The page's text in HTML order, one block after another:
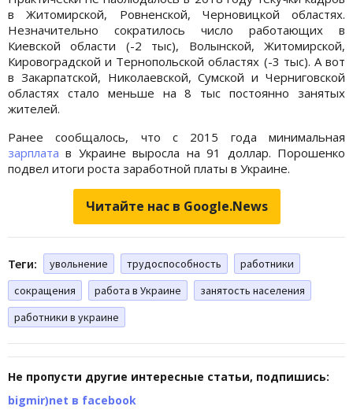
в Житомирской, Ровненской, Черновицкой областях.
Незначительно сократилось число работающих в
Киевской области (-2 тыс), Волынской, Житомирской,
Кировоградской и Тернопольской областях (-3 тыс). А вот
в Закарпатской, Николаевской, Сумской и Черниговской
областях стало меньше на 8 тыс постоянно занятых
жителей.
Ранее сообщалось, что с 2015 года минимальная
зарплата в Украине выросла на 91 доллар. Порошенко
подвел итоги роста заработной платы в Украине.
Читайте нас в Google.News
Теги: увольнение трудоспособность
работники
сокращения
работа в Украине
занятость населения
работники в украине
Не пропусти другие интересные статьи, подпишись:
bigmir)net в facebook